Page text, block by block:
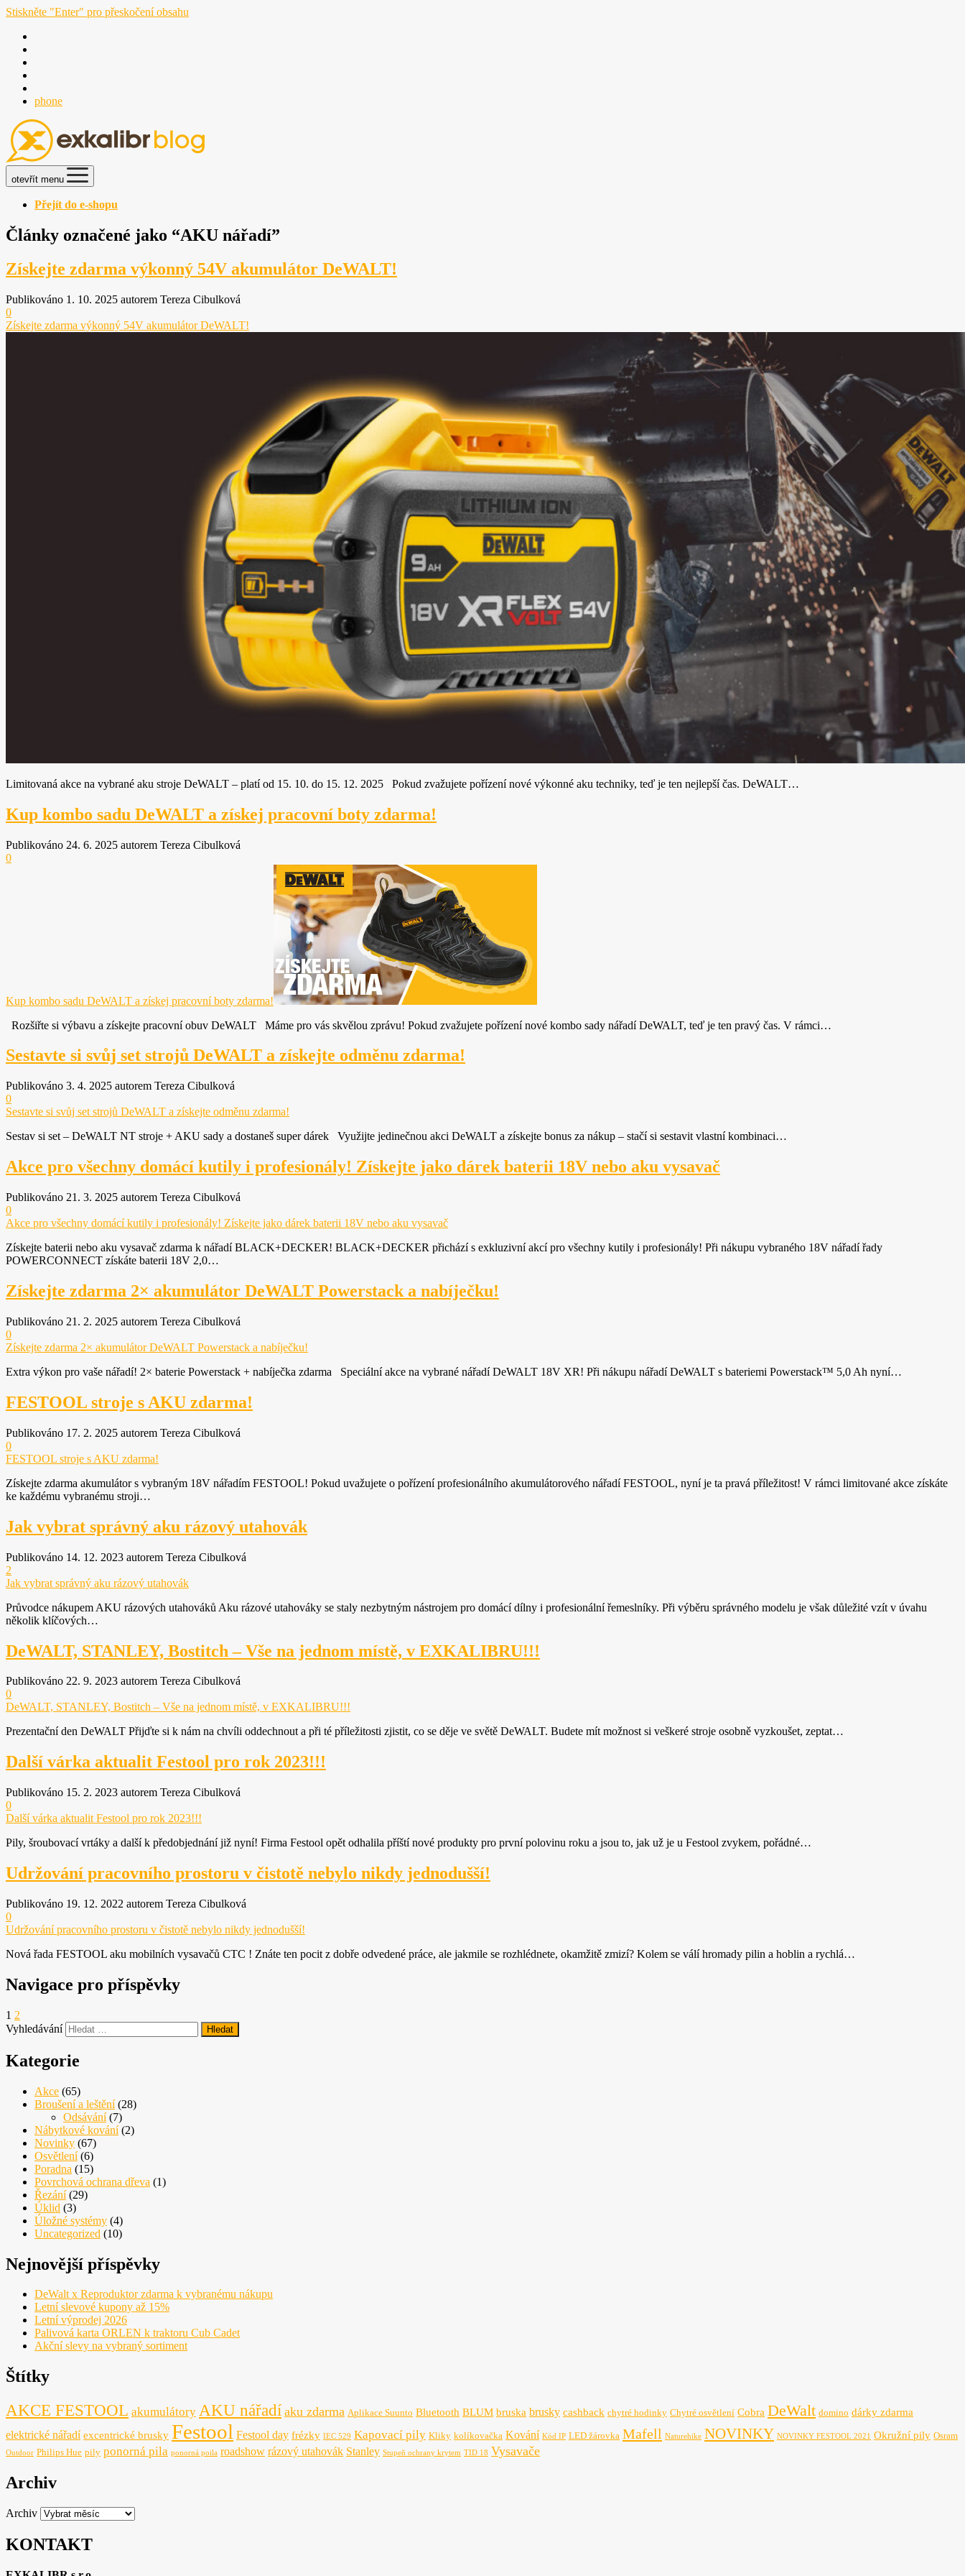
Stiskněte "Enter" pro přeskočení obsahu
phone
otevřít menu
Přejít do e-shopu
Články označené jako “AKU nářadí”
Získejte zdarma výkonný 54V akumulátor DeWALT!
Publikováno 1. 10. 2025 autorem Tereza Cibulková
0
Získejte zdarma výkonný 54V akumulátor DeWALT!
Limitovaná akce na vybrané aku stroje DeWALT – platí od 15. 10. do 15. 12. 2025 Pokud zvažujete pořízení nové výkonné aku techniky, teď je ten nejlepší čas. DeWALT…
Kup kombo sadu DeWALT a získej pracovní boty zdarma!
Publikováno 24. 6. 2025 autorem Tereza Cibulková
0
Kup kombo sadu DeWALT a získej pracovní boty zdarma!
Rozšiřte si výbavu a získejte pracovní obuv DeWALT Máme pro vás skvělou zprávu! Pokud zvažujete pořízení nové kombo sady nářadí DeWALT, teď je ten pravý čas. V rámci…
Sestavte si svůj set strojů DeWALT a získejte odměnu zdarma!
Publikováno 3. 4. 2025 autorem Tereza Cibulková
0
Sestavte si svůj set strojů DeWALT a získejte odměnu zdarma!
Sestav si set – DeWALT NT stroje + AKU sady a dostaneš super dárek Využijte jedinečnou akci DeWALT a získejte bonus za nákup – stačí si sestavit vlastní kombinaci…
Akce pro všechny domácí kutily i profesionály! Získejte jako dárek baterii 18V nebo aku vysavač
Publikováno 21. 3. 2025 autorem Tereza Cibulková
0
Akce pro všechny domácí kutily i profesionály! Získejte jako dárek baterii 18V nebo aku vysavač
Získejte baterii nebo aku vysavač zdarma k nářadí BLACK+DECKER! BLACK+DECKER přichází s exkluzivní akcí pro všechny kutily i profesionály! Při nákupu vybraného 18V nářadí řady
POWERCONNECT získáte baterii 18V 2,0…
Získejte zdarma 2× akumulátor DeWALT Powerstack a nabíječku!
Publikováno 21. 2. 2025 autorem Tereza Cibulková
0
Získejte zdarma 2× akumulátor DeWALT Powerstack a nabíječku!
Extra výkon pro vaše nářadí! 2× baterie Powerstack + nabíječka zdarma Speciální akce na vybrané nářadí DeWALT 18V XR! Při nákupu nářadí DeWALT s bateriemi Powerstack™ 5,0 Ah nyní…
FESTOOL stroje s AKU zdarma!
Publikováno 17. 2. 2025 autorem Tereza Cibulková
0
FESTOOL stroje s AKU zdarma!
Získejte zdarma akumulátor s vybraným 18V nářadím FESTOOL! Pokud uvažujete o pořízení profesionálního akumulátorového nářadí FESTOOL, nyní je ta pravá příležitost! V rámci limitované akce získáte
ke každému vybranému stroji…
Jak vybrat správný aku rázový utahovák
Publikováno 14. 12. 2023 autorem Tereza Cibulková
2
Jak vybrat správný aku rázový utahovák
Průvodce nákupem AKU rázových utahováků Aku rázové utahováky se staly nezbytným nástrojem pro domácí dílny i profesionální řemeslníky. Při výběru správného modelu je však důležité vzít v úvahu
několik klíčových…
DeWALT, STANLEY, Bostitch – Vše na jednom místě, v EXKALIBRU!!!
Publikováno 22. 9. 2023 autorem Tereza Cibulková
0
DeWALT, STANLEY, Bostitch – Vše na jednom místě, v EXKALIBRU!!!
Prezentační den DeWALT Přijďte si k nám na chvíli oddechnout a při té příležitosti zjistit, co se děje ve světě DeWALT. Budete mít možnost si veškeré stroje osobně vyzkoušet, zeptat…
Další várka aktualit Festool pro rok 2023!!!
Publikováno 15. 2. 2023 autorem Tereza Cibulková
0
Další várka aktualit Festool pro rok 2023!!!
Pily, šroubovací vrtáky a další k předobjednání již nyní! Firma Festool opět odhalila příští nové produkty pro první polovinu roku a jsou to, jak už je u Festool zvykem, pořádné…
Udržování pracovního prostoru v čistotě nebylo nikdy jednodušší!
Publikováno 19. 12. 2022 autorem Tereza Cibulková
0
Udržování pracovního prostoru v čistotě nebylo nikdy jednodušší!
Nová řada FESTOOL aku mobilních vysavačů CTC ! Znáte ten pocit z dobře odvedené práce, ale jakmile se rozhlédnete, okamžitě zmizí? Kolem se válí hromady pilin a hoblin a rychlá…
Navigace pro příspěvky
1 2
Vyhledávání
Kategorie
Akce (65)
Broušení a leštění(28)
Odsávání(7)
Nábytkové kování(2)
Novinky (67)
Osvětlení(6)
Poradna (15)
Povrchová ochrana dřeva (1)
Řezání(29)
Úklid (3)
Úložné systémy (4)
Uncategorized (10)
Nejnovější příspěvky
DeWalt x Reproduktor zdarma k vybranému nákupu
Letní slevové kupony až 15%
Letní výprodej 2026
Palivová karta ORLEN k traktoru Cub Cadet
Akční slevy na vybraný sortiment
Štítky
AKCE FESTOOL akumulátory AKU nářadí aku zdarma Aplikace Suunto Bluetooth BLUM bruska brusky cashback chytré hodinky Chytré osvětlení Cobra DeWalt domino dárky zdarma
elektrické nářadí excentrické brusky Festool Festool day frézky IEC 529 Kapovací pily Kliky kolíkovačka Kování Kód IP LED žárovka Mafell Naturehike NOVINKY NOVINKY FESTOOL 2021 Okružní pily Osram
Outdoor Philips Hue pily ponorná pila ponorná poila roadshow rázový utahovák Stanley Stupeň ochrany krytem TID 18 Vysavače
Archiv
Archiv
KONTAKT
Nezbytné
Aby naše
webové
fungovaly
při vaší
nejlépe.
zájmů a chování
při návštěvě
našich stránek
zvyšujete šanci na
personalizovaného